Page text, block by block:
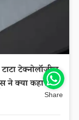
टेक्नोलॉजीज
ने क्या कहा?
Share